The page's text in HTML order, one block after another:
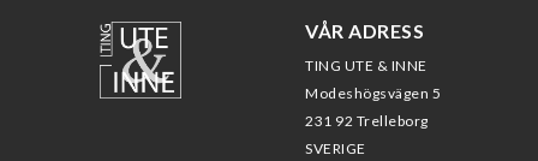
VÅR ADRESS
TING UTE & INNE
Modeshögsvägen 5
231 92 Trelleborg
SVERIGE